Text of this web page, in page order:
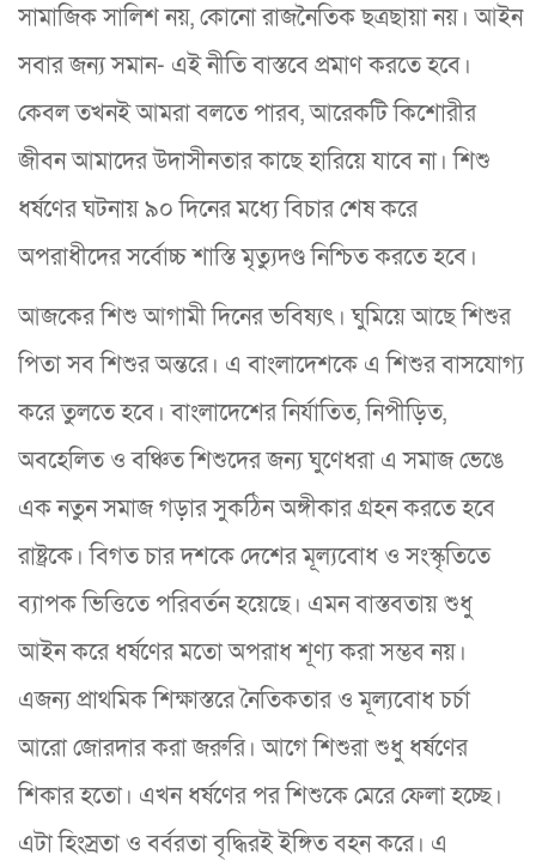
সামাজিক সালিশ নয়, কোনো রাজনৈতিক ছত্রছায়া নয়। আইন
সবার জন্য সমান- এই নীতি বাস্তবে প্রমাণ করতে হবে।
কেবল তখনই আমরা বলতে পারব, আরেকটি কিশোরীর
জীবন আমাদের উদাসীনতার কাছে হারিয়ে যাবে না। শিশু
ধর্ষণের ঘটনায় ৯০ দিনের মধ্যে বিচার শেষ করে
অপরাধীদের সর্বোচ্চ শাস্তি মৃত্যুদণ্ড নিশ্চিত করতে হবে।
আজকের শিশু আগামী দিনের ভবিষ্যৎ। ঘুমিয়ে আছে শিশুর
পিতা সব শিশুর অন্তরে। এ বাংলাদেশকে এ শিশুর বাসযোগ্য
করে তুলতে হবে। বাংলাদেশের নির্যাতিত, নিপীড়িত,
অবহেলিত ও বঞ্চিত শিশুদের জন্য ঘুণেধরা এ সমাজ ভেঙে
এক নতুন সমাজ গড়ার সুকঠিন অঙ্গীকার গ্রহন করতে হবে
রাষ্ট্রকে। বিগত চার দশকে দেশের মূল্যবোধ ও সংস্কৃতিতে
ব্যাপক ভিত্তিতে পরিবর্তন হয়েছে। এমন বাস্তবতায় শুধু
আইন করে ধর্ষণের মতো অপরাধ শূণ্য করা সম্ভব নয়।
এজন্য প্রাথমিক শিক্ষাস্তরে নৈতিকতার ও মূল্যবোধ চর্চা
আরো জোরদার করা জরুরি। আগে শিশুরা শুধু ধর্ষণের
শিকার হতো। এখন ধর্ষণের পর শিশুকে মেরে ফেলা হচ্ছে।
এটা হিংস্রতা ও বর্বরতা বৃদ্ধিরই ইঙ্গিত বহন করে। এ